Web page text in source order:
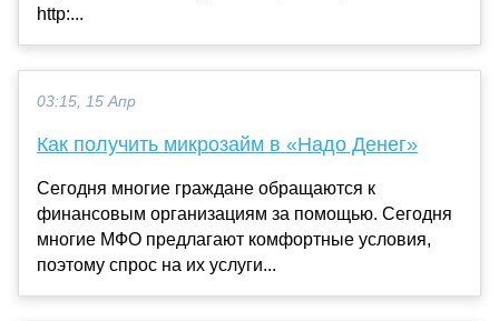
http:...
03:15, 15 Апр
Как получить микрозайм в «Надо Денег»
Сегодня многие граждане обращаются к
финансовым организациям за помощью. Сегодня
многие МФО предлагают комфортные условия,
поэтому спрос на их услуги...